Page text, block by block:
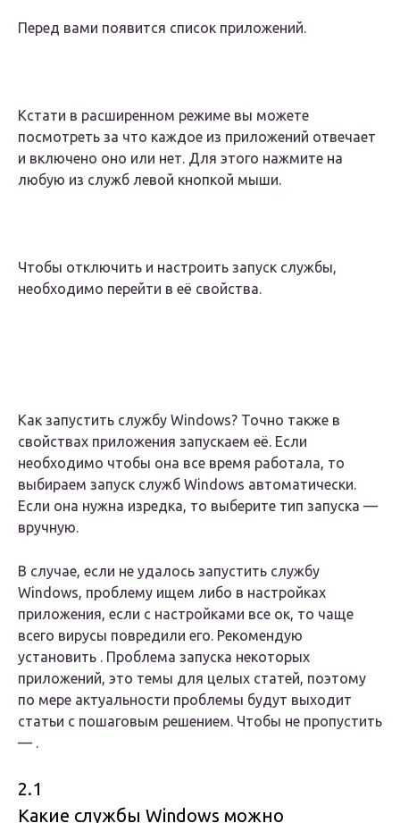
Перед вами появится список приложений.
Кстати в расширенном режиме вы можете
посмотреть за что каждое из приложений отвечает
и включено оно или нет. Для этого нажмите на
любую из служб левой кнопкой мыши.
Чтобы отключить и настроить запуск службы,
необходимо перейти в её свойства.
Как запустить службу Windows? Точно также в
свойствах приложения запускаем её. Если
необходимо чтобы она все время работала, то
выбираем запуск служб Windows автоматически.
Если она нужна изредка, то выберите тип запуска —
вручную.
В случае, если не удалось запустить службу
Windows, проблему ищем либо в настройках
приложения, если с настройками все ок, то чаще
всего вирусы повредили его. Рекомендую
установить . Проблема запуска некоторых
приложений, это темы для целых статей, поэтому
по мере актуальности проблемы будут выходит
статьи с пошаговым решением. Чтобы не пропустить
— .
2.1
Какие службы Windows можно